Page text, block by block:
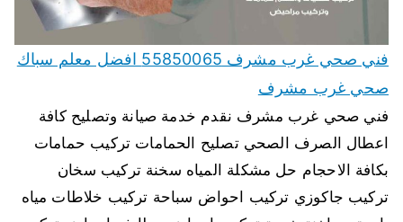
فني صحي غرب مشرف 55850065 افضل معلم سباك
صحي غرب مشرف
فني صحي غرب مشرف نقدم خدمة صيانة وتصليح كافة
اعطال الصرف الصحي تصليح الحمامات تركيب حمامات
بكافة الاحجام حل مشكلة المياه سخنة تركيب سخان
تركيب جاكوزي تركيب احواض سباحة تركيب خلاطات مياه